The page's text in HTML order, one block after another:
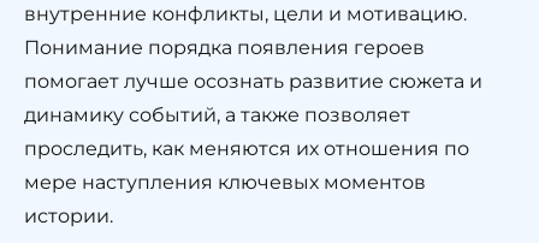
внутренние конфликты, цели и мотивацию.
Понимание порядка появления героев
помогает лучше осознать развитие сюжета и
динамику событий, а также позволяет
проследить, как меняются их отношения по
мере наступления ключевых моментов
истории.